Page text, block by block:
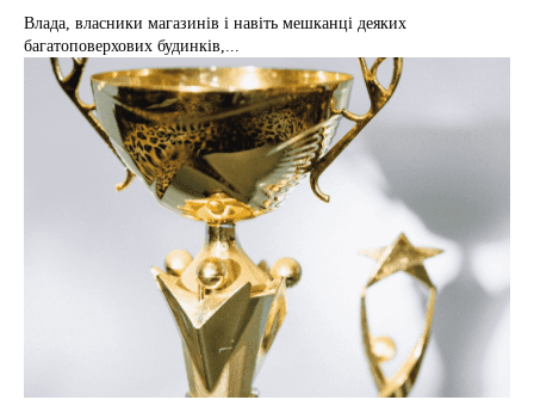
Влада, власники магазинів і навіть мешканці деяких
багатоповерхових будинків,...